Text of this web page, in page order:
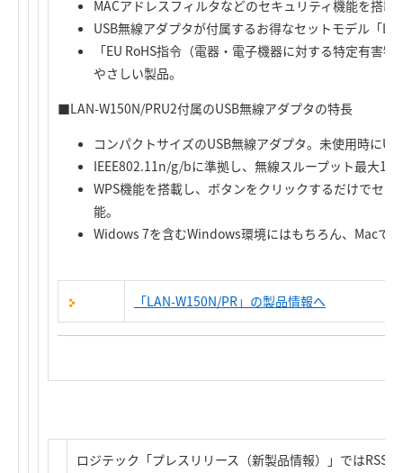
MACアドレスフィルタなどのセキュリティ機能を搭載
USB無線アダプタが付属するお得なセットモデル「
「EU RoHS指令（電器・電子機器に対する特定有害
やさしい製品。
■LAN-W150N/PRU2付属のUSB無線アダプタの特長
コンパクトサイズのUSB無線アダプタ。未使用時に
IEEE802.11n/g/bに準拠し、無線スループット最大
WPS機能を搭載し、ボタンをクリックするだけでセ
能。
Widows 7を含むWindows環境にはもちろん、Macで
「LAN-W150N/PR」の製品情報へ
ロジテック「プレスリリース（新製品情報）」ではRSS